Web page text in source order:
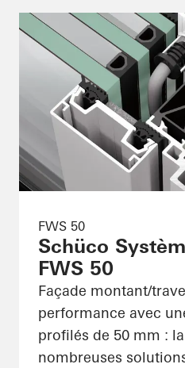
FWS 50
Schüco
FWS 50
Façade montant/
performance avec
profilés de 50 mm :
nombreuses